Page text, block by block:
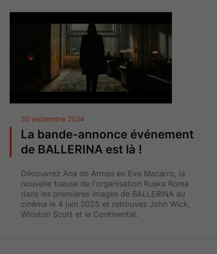
30 septembre 2024
La bande-annonce événement
de BALLERINA est là !
Découvrez Ana de Armas en Eve Macarro, la
nouvelle tueuse de l'organisation Ruska Roma
dans les premières images de BALLERINA au
cinéma le 4 juin 2025 et retrouvez John Wick,
Winston Scott et le Continental.